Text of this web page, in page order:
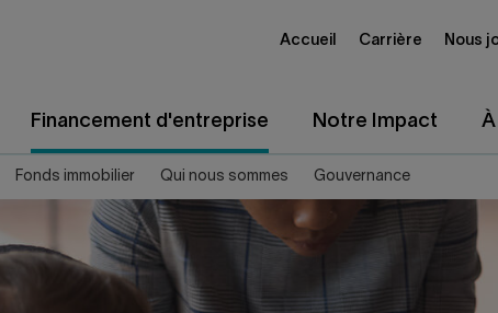
Financement d'entreprise Notre Impact
Accueil Carrière Nous
Fonds immobilier Qui nous sommes Gouvernance